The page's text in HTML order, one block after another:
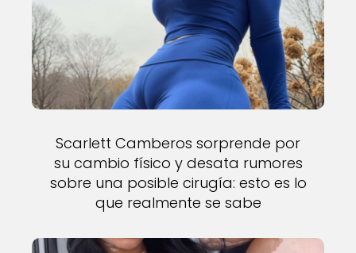
Scarlett Camberos sorprende por
su cambio físico y desata rumores
sobre una posible cirugía: esto es lo
que realmente se sabe